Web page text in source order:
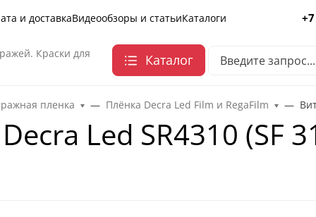
и доставкаВидеообзоры и статьиКаталоги
Краски для Каталог
пленка Плёнка Decra Led Film и RegaFilm
Led SR4310 (SF